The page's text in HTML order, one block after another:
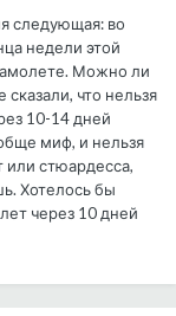
следующая: во
недели этой
Можно ли
что нельзя
10-14 дней
миф, и нельзя
или стюардесса,
Хотелось бы
через 10 дней